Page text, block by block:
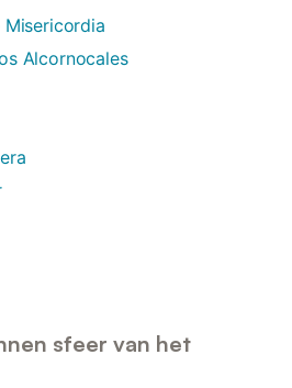
Misericordia
Alcornocales
sfeer van het